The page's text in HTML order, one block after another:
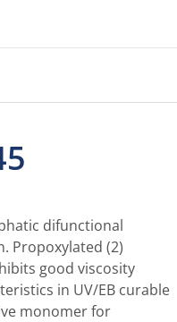
difunctional
Propoxylated (2)
good viscosity
in UV/EB curable
monomer for